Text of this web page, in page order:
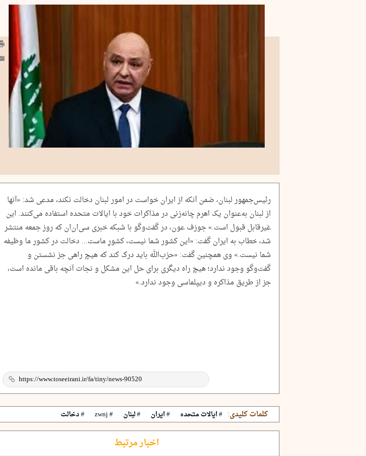
رئیس‌جمهور لبنان، ضمن آنکه از ایران خواست در امور لبنان دخالت نکند، مدعی شد: «آنها
از لبنان به‌عنوان یک اهرم چانه‌زنی در مذاکرات خود با ایالات متحده استفاده می‌کنند. این
غیرقابل قبول است.» جوزف عون، در گفت‌وگو با شبکه خبری سی‌ان‌ان که روز جمعه منتشر
شد، خطاب به ایران گفت: «این کشور شما نیست، کشورِ ماست... دخالت در کشور ما وظیفه
شما نیست.» وی همچنین گفت: «حزب‌الله باید درک کند که هیچ راهی جز نشستن و
گفت‌وگو وجود ندارد؛ هیچ راه دیگری برای حل این مشکل و نجات آنچه باقی مانده است،
جز از طریق مذاکره و دیپلماسی وجود ندارد.»
کلمات کلیدی: # ایالات متحده # ایران # لبنان # zwnj # دخالت
اخبار مرتبط